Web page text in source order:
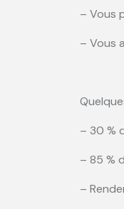
– Vous
– Vous
– 30 %
– 85 %
–